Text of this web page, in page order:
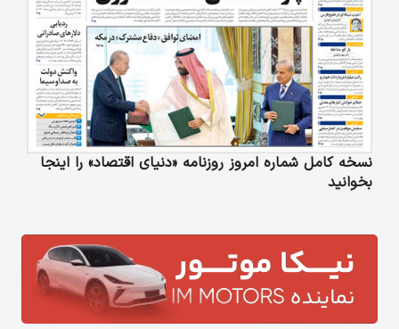
نسخه کامل شماره امروز روزنامه «دنیای‌ اقتصاد» را اینجا
بخوانید